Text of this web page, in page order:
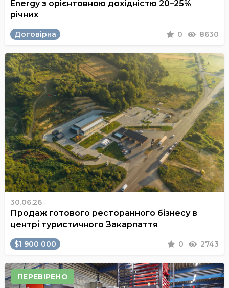
Energy з орієнтовною дохідністю 20–25%
річних
Договірна 0 8630
30.06.26
Продаж готового ресторанного бізнесу в
центрі туристичного Закарпаття
$1 900 000 0 2743
ПЕРЕВІРЕНО